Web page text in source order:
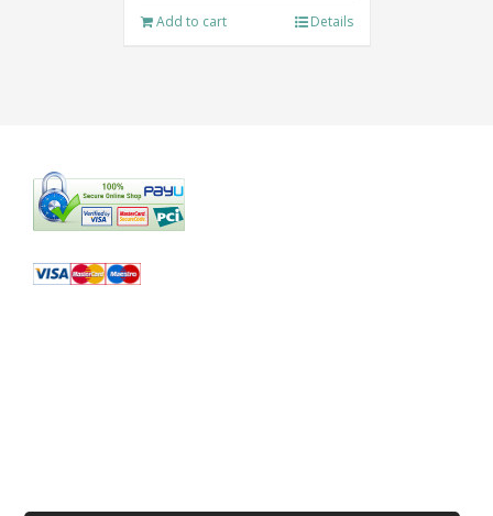
Add to cart Details